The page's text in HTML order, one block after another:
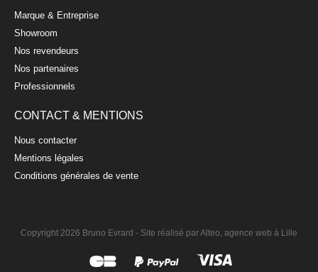
Marque & Entreprise
Showroom
Nos revendeurs
Nos partenaires
Professionnels
CONTACT & MENTIONS
Nous contacter
Mentions légales
Conditions générales de vente
Copyright 2026 Bruno Evrard - Site réalisé par Alteo, agence web à Lille